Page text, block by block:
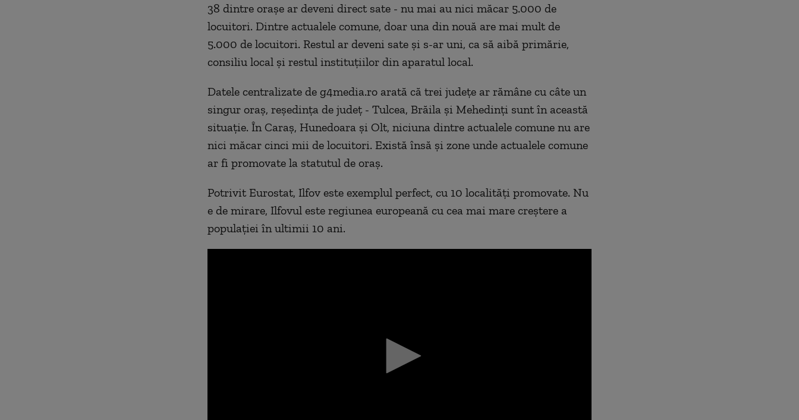
38 dintre orașe ar deveni direct sate - nu mai au nici măcar 5.000 de
locuitori. Dintre actualele comune, doar una din nouă are mai mult de
5.000 de locuitori. Restul ar deveni sate și s-ar uni, ca să aibă primărie,
consiliu local și restul instituțiilor din aparatul local.
Datele centralizate de g4media.ro arată că trei județe ar rămâne cu câte un
singur oraș, reședința de județ - Tulcea, Brăila și Mehedinți sunt în această
situație. În Caraș, Hunedoara și Olt, niciuna dintre actualele comune nu are
nici măcar cinci mii de locuitori. Există însă și zone unde actualele comune
ar fi promovate la statutul de oraș.
Potrivit Eurostat, Ilfov este exemplul perfect, cu 10 localități promovate. Nu
e de mirare, Ilfovul este regiunea europeană cu cea mai mare creștere a
populației în ultimii 10 ani.